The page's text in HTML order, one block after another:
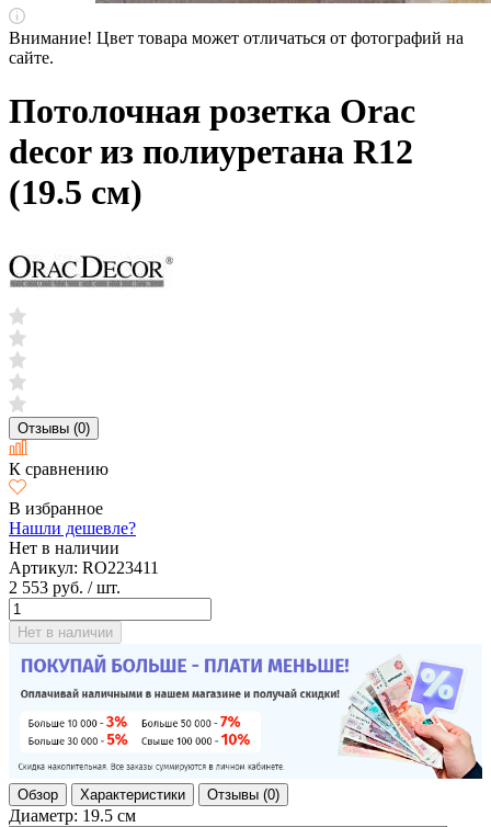
Внимание! Цвет товара может отличаться от фотографий на
сайте.
Потолочная розетка Orac
decor из полиуретана R12
(19.5 см)
Отзывы (0)
К сравнению
В избранное
Нашли дешевле?
Нет в наличии
Артикул: RO223411
2 553 руб. / шт.
Нет в наличии
Обзор Характеристики Отзывы (0)
Диаметр: 19.5 см